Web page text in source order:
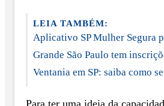
LEIA TAMBÉM:
Aplicativo SP Mulher Segura
Grande São Paulo tem
Ventania em SP: saiba como
Para ter uma ideia da